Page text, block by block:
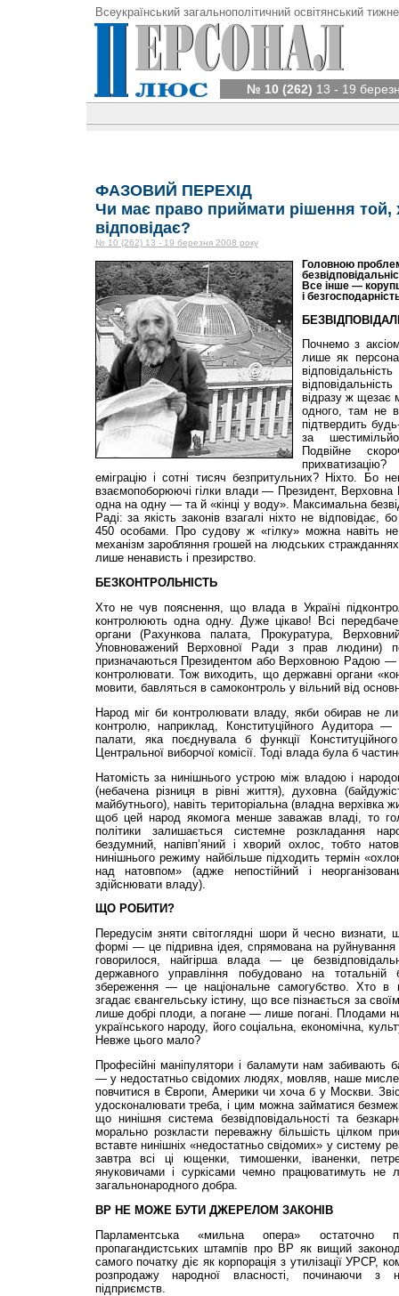
Всеукраїнський загальнополітичний освітянський
№ 10 (262) 13 - 19
ФАЗОВИЙ ПЕРЕХІД
Чи має право приймати рішення той,
відповідає?
№ 10 (262) 13 - 19 березня 2008 року
Головною
Все інше —
і
Почнемо з
лише як
відразу ж щезає
одного, там не
підтвердить
за
Подвійне
еміграцію і сотні тисяч безпритульних? Ніхто. Бо
взаємопоборюючі гілки влади — Президент,
одна на одну — та й «кінці у воду». Максимальна
Раді: за якість законів взагалі ніхто не відповідає,
450 особами. Про судову ж «гілку» можна навіть
механізм заробляння грошей на людських
лише ненависть і презирство.
БЕЗКОНТРОЛЬНІСТЬ
Хто не чув пояснення, що влада в Україні
контролюють одна одну. Дуже цікаво! Всі
органи (Рахункова палата, Прокуратура,
Уповноважений Верховної Ради з прав людини) по
призначаються Президентом або Верховною Радою —
контролювати. Тож виходить, що державні органи
мовити, бавляться в самоконтроль у вільний від
Народ міг би контролювати владу, якби обирав не
контролю, наприклад, Конституційного Аудитора —
палати, яка поєднувала б функції
Центральної виборчої комісії. Тоді влада була б
Натомість за нинішнього устрою між владою і
(небачена різниця в рівні життя), духовна
майбутнього), навіть територіальна (владна верхівка
щоб цей народ якомога менше заважав владі, то
політики залишається системне розкладання
бездумний, напівп’яний і хворий охлос, тобто
нинішнього режиму найбільше підходить термін
над натовпом» (адже непостійний і
здійснювати владу).
ЩО РОБИТИ?
Передусім зняти світоглядні шори й чесно визнати,
формі — це підривна ідея, спрямована на
говорилося, найгірша влада — це
державного управління побудовано на тотальній
збереження — це національне самогубство. Хто в
згадає євангельську істину, що все пізнається за
лише добрі плоди, а погане — лише погані. Плодами
українського народу, його соціальна, економічна,
Невже цього мало?
Професійні маніпулятори і баламути нам забивають
— у недостатньо свідомих людях, мовляв, наше
повчитися в Європи, Америки чи хоча б у Москви.
удосконалювати треба, і цим можна займатися
що нинішня система безвідповідальності та
морально розкласти переважну більшість цілком
вставте нинішніх «недостатньо свідомих» у систему
завтра всі ці ющенки, тимошенки, іваненки,
януковичами і суркісами чемно працюватимуть
загальнонародного добра.
ВР НЕ МОЖЕ БУТИ ДЖЕРЕЛОМ ЗАКОНІВ
Парламентська «мильна опера» остаточно
пропагандистських штампів про ВР як вищий
самого початку діє як корпорація з утилізації УРСР,
розпродажу народної власності, починаючи з
підприємств.